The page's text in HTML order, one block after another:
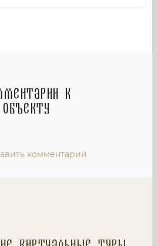
к
объекту
комментарий